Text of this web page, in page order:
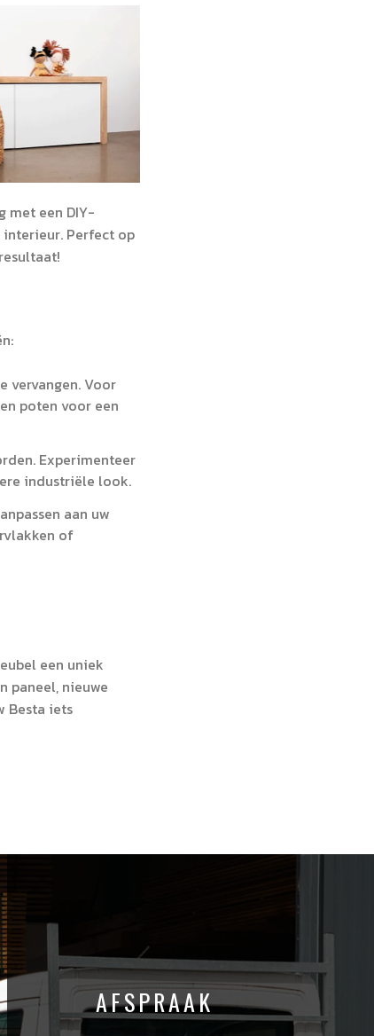
met een DIY-
Perfect op
vervangen. Voor
poten voor een
Experimenteer
industriële look.
aan uw
of
een uniek
paneel, nieuwe
Besta iets
AFSPRAAK